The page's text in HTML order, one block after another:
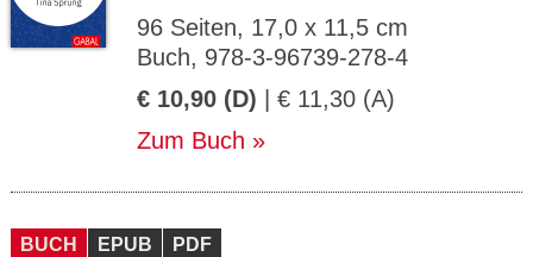
96 Seiten, 17,0 x 11,5 cm
Buch, 978-3-96739-278-4
€ 10,90 (D) | € 11,30 (A)
Zum Buch
BUCH EPUB PDF